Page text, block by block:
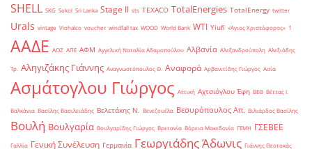
SHELL SKG Sokol Sri Lanka Stage II sts TEXACO TotalEnergies TotalEnergy twitter
Urals vintage Viohalco voucher windfall tax WOOD World Bank WTI Yiufi «Άγιος Χριστόφορος» ΄1
ΑΑΔΕ ΑΟΖ ΑΠΕ ΑΦΜ Αγγελική Ναταλία Αδαμοπούλου Αλβανία Αλεξανδρούπολη Αλεξιάδης
Τρ. Αληγιζάκης Γιάννης Αναγνωστόπουλος Θ. Αναφορά Αρβανιτίδης Γιώργος Ασία
Ασμάτογλου Γιώργος Αττική Αχτσιόγλου Έφη ΒΕΘ Βέττας Ι.
Βαλκάνια Βασίλης Βασιλειάδης Βελετάκης Ν. Βενεζουέλα Βεσυρόπουλος Απ. Βιλιάρδος Βασίλης
Βουλή Βουλγαρία Βουλγαρίδης Γιώργος Βρετανία Βόρεια Μακεδονία ΓΕΜΗ ΓΣΕΒΕΕ
Γαλλία Γενική Συνέλευση Γερμανία Γεωργιάδης Άδωνις Γιάννης Θεοτοκάς